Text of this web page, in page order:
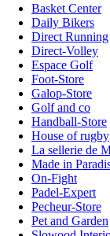
Basket Center
Daily Bikers
Direct Running
Direct-Volley
Espace Golf
Foot-Store
Galop-Store
Golf and co
Handball-Store
House of rugby
La sellerie de
Made in
On-Fight
Padel-Expert
Pecheur-Store
Pet and Garden